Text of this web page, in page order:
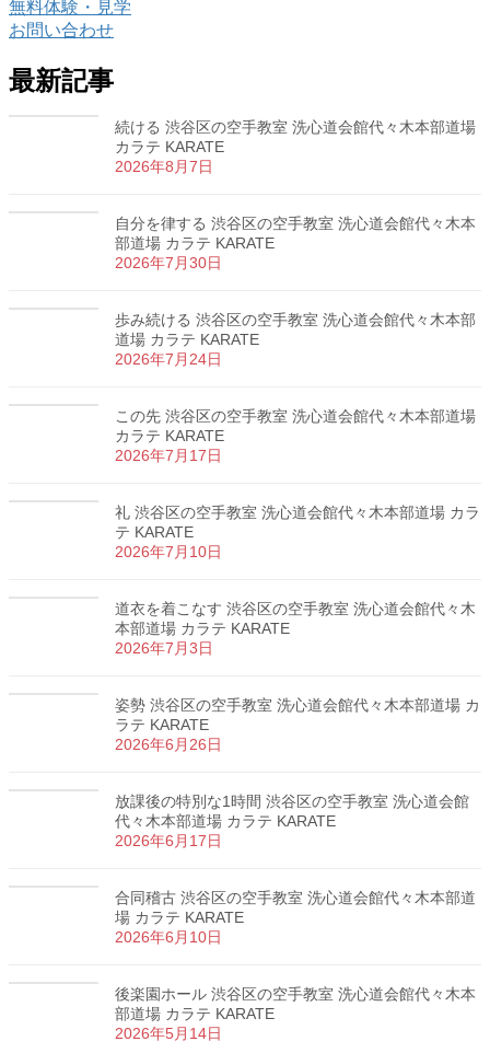
無料体験・見学
お問い合わせ
最新記事
続ける 渋谷区の空手教室 洗心道会館代々木本部道場
カラテ KARATE
2026年8月7日
自分を律する 渋谷区の空手教室 洗心道会館代々木本
部道場 カラテ KARATE
2026年7月30日
歩み続ける 渋谷区の空手教室 洗心道会館代々木本部
道場 カラテ KARATE
2026年7月24日
この先 渋谷区の空手教室 洗心道会館代々木本部道場
カラテ KARATE
2026年7月17日
礼 渋谷区の空手教室 洗心道会館代々木本部道場 カラ
テ KARATE
2026年7月10日
道衣を着こなす 渋谷区の空手教室 洗心道会館代々木
本部道場 カラテ KARATE
2026年7月3日
姿勢 渋谷区の空手教室 洗心道会館代々木本部道場 カ
ラテ KARATE
2026年6月26日
放課後の特別な1時間 渋谷区の空手教室 洗心道会館
代々木本部道場 カラテ KARATE
2026年6月17日
合同稽古 渋谷区の空手教室 洗心道会館代々木本部道
場 カラテ KARATE
2026年6月10日
後楽園ホール 渋谷区の空手教室 洗心道会館代々木本
部道場 カラテ KARATE
2026年5月14日